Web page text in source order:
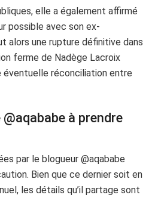
elle a également affirmé
possible avec son ex-
alors une rupture définitive dans
ferme de Nadège Lacroix
éventuelle réconciliation entre
à prendre
par le blogueur @aqababe
Bien que ce dernier soit en
les détails qu’il partage sont